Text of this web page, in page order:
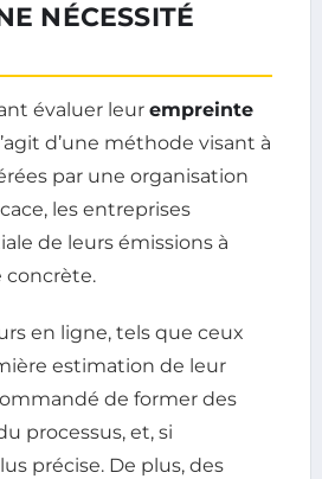
NÉCESSITÉ
évaluer leur empreinte
d’une méthode visant à
par une organisation
les entreprises
de leurs émissions à
concrète.
en ligne, tels que ceux
estimation de leur
de former des
processus, et, si
précise. De plus, des